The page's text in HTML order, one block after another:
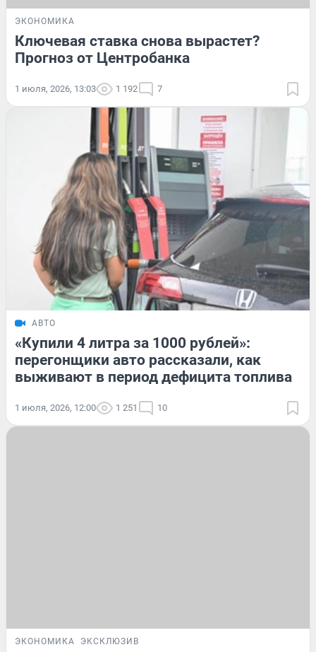
ЭКОНОМИКА
Ключевая ставка снова вырастет?
Прогноз от Центробанка
1 июля, 2026, 13:03 1 192 7
АВТО
«Купили 4 литра за 1000 рублей»:
перегонщики авто рассказали, как
выживают в период дефицита топлива
1 июля, 2026, 12:00 1 251 10
ЭКОНОМИКА ЭКСКЛЮЗИВ